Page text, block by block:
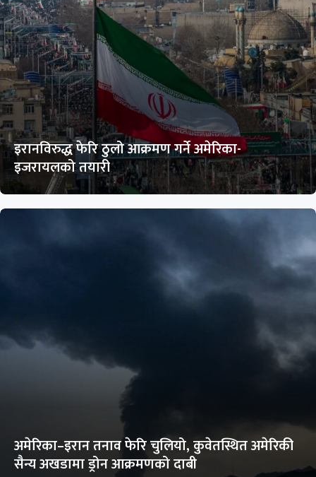
इरानविरुद्ध फेरि ठुलो आक्रमण गर्ने अमेरिका-
इजरायलको तयारी
अमेरिका–इरान तनाव फेरि चुलियो, कुवेतस्थित अमेरिकी
सैन्य अखडामा ड्रोन आक्रमणको दाबी